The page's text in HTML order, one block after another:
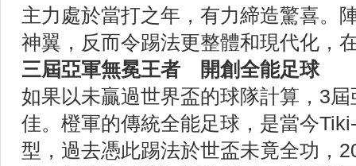
主力處於當打之年，有力締造驚喜。
神翼，反而令踢法更整體和現代化，
三屆亞軍無冕王者 開創全能足球
如果以未贏過世界盃的球隊計算，3
佳。橙軍的傳統全能足球，是當今
型，過去憑此踢法於世盃未竟全功，